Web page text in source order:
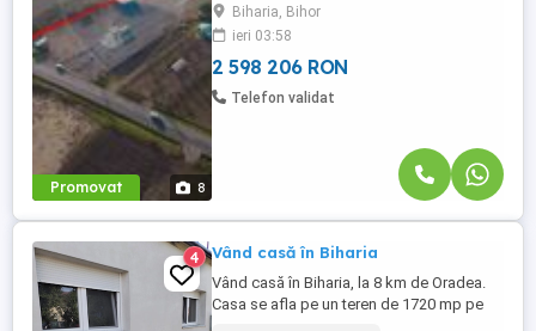
Promovat 8
principalele rute de transport naționale și
internaționale. Terenul oferă spațiu pentru
diferite tipuri ...
Biharia, Bihor
ieri 03:58
2 598 206 RON
Telefon validat
4 Vând casă în Biharia
Vând casă în Biharia, la 8 km de Oradea.
Casa se afla pe un teren de 1720 mp pe